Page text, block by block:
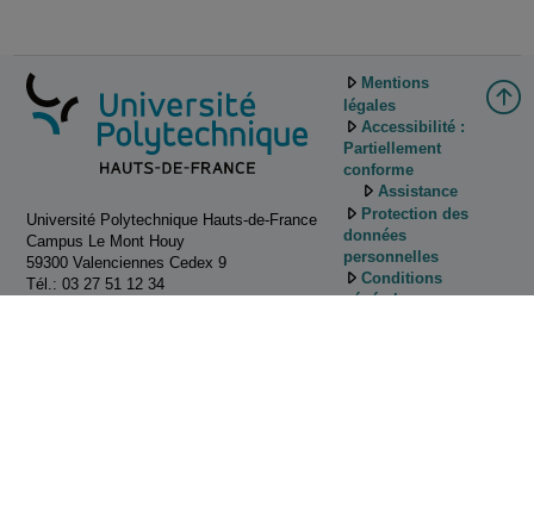
Université Polytechnique Hauts-de-France
Campus Le Mont Houy
59300 Valenciennes Cedex 9
Tél.: 03 27 51 12 34
Mentions
légales
Accessibilité :
Partiellement
conforme
Assistance
Protection des
données
personnelles
Conditions
générales